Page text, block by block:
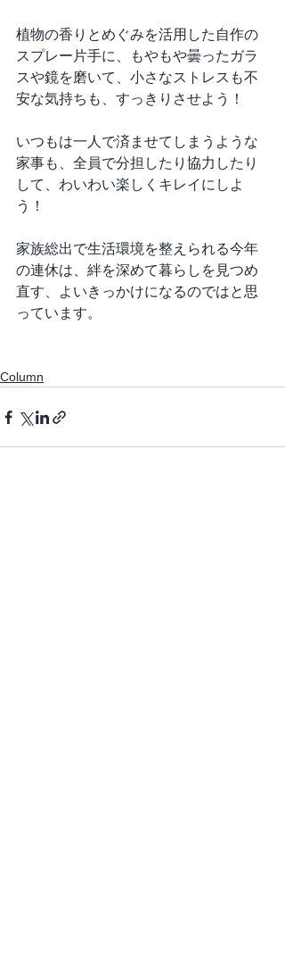
植物の香りとめぐみを活用した自作の
スプレー片手に、もやもや曇ったガラ
スや鏡を磨いて、小さなストレスも不
安な気持ちも、すっきりさせよう！
いつもは一人で済ませてしまうような
家事も、全員で分担したり協力したり
して、わいわい楽しくキレイにしよ
う！
家族総出で生活環境を整えられる今年
の連休は、絆を深めて暮らしを見つめ
直す、よいきっかけになるのではと思
っています。
Column